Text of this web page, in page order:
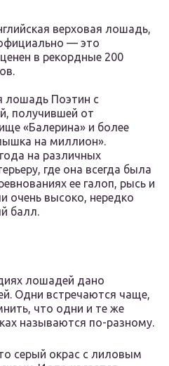
верховая лошадь,
— это
в рекордные 200
лошадь Поэтин с
получившей от
«Балерина» и более
на миллион».
на различных
где она всегда была
ее галоп, рысь и
очень высоко, нередко
балл.
лошадей дано
Одни встречаются чаще,
что одни и те же
называются по-разному.
серый окрас с лиловым